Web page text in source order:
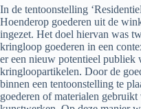
In de tentoonstelling
Hoenderop goederen uit de
ingezet. Het doel hiervan was
kringloop goederen in een
er een nieuw potentieel publiek
kringloopartikelen. Door de
binnen een tentoonstelling te
goederen of materialen